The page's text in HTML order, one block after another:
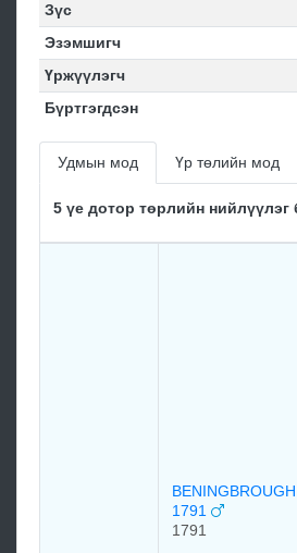
Зүс
Эзэмшигч
Үржүүлэгч
Бүртгэгдсэн
Удмын мод Үр төлийн мод
5 үе дотор төрлийн нийлүүлэг
BENINGBROUGH
1791
1791